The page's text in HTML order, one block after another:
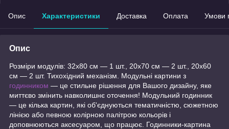
Опис Характеристики Доставка Оплата Умови
Опис
Розміри модулів: 32x80 см — 1 шт., 20x70 см — 2 шт., 20x60
см — 2 шт. Тихохідний механізм. Модульні картини з
годинником — це стильне рішення для Вашого дизайну, яке
миттєво змінить навколишнє оточення! Модульний годинник
— це кілька картин, які об'єднуються тематичністю, сюжетною
лінією або певною колірною палітрою кольорів і
доповнюються аксесуаром, що працює. Годинники-картина